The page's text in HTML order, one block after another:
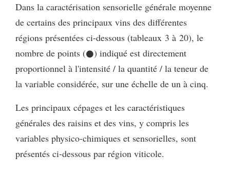
Dans la caractérisation sensorielle générale moyenne
de certains des principaux vins des différentes
régions présentées ci-dessous (tableaux 3 à 20), le
nombre de points (●) indiqué est directement
proportionnel à l'intensité / la quantité / la teneur de
la variable considérée, sur une échelle de un à cinq.
Les principaux cépages et les caractéristiques
générales des raisins et des vins, y compris les
variables physico-chimiques et sensorielles, sont
présentés ci-dessous par région viticole.